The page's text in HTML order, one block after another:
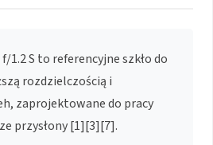
1.2 S to referencyjne szkło do
rozdzielczością i
zaprojektowane do pracy
przysłony [1][3][7].